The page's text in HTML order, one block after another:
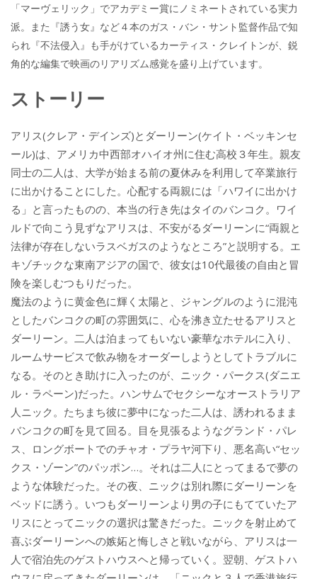
「マーヴェリック」でアカデミー賞にノミネートされている実力
派。また『誘う女』など４本のガス・バン・サント監督作品で知
られ『不法侵入』も手がけているカーティス・クレイトンが、鋭
角的な編集で映画のリアリズム感覚を盛り上げています。
ストーリー
アリス(クレア・デインズ)とダーリーン(ケイト・ベッキンセ
ール)は、アメリカ中西部オハイオ州に住む高校３年生。親友
同士の二人は、大学が始まる前の夏休みを利用して卒業旅行
に出かけることにした。心配する両親には「ハワイに出かけ
る」と言ったものの、本当の行き先はタイのバンコク。ワイ
ルドで向こう見ずなアリスは、不安がるダーリーンに“両親と
法律が存在しないラスベガスのようなところ”と説明する。エ
キゾチックな東南アジアの国で、彼女は10代最後の自由と冒
険を楽しむつもりだった。
魔法のように黄金色に輝く太陽と、ジャングルのように混沌
としたバンコクの町の雰囲気に、心を沸き立たせるアリスと
ダーリーン。二人は泊まってもいない豪華なホテルに入り、
ルームサービスで飲み物をオーダーしようとしてトラブルに
なる。そのとき助けに入ったのが、ニック・パークス(ダニエ
ル・ラペーン)だった。ハンサムでセクシーなオーストラリア
人ニック。たちまち彼に夢中になった二人は、誘われるまま
バンコクの町を見て回る。目を見張るようなグランド・パレ
ス、ロングボートでのチャオ・プラヤ河下り、悪名高い“セッ
クス・ゾーン”のパッポン…。それは二人にとってまるで夢の
ような体験だった。その夜、ニックは別れ際にダーリーンを
ベッドに誘う。いつもダーリーンより男の子にもてていたア
リスにとってニックの選択は驚きだった。ニックを射止めて
喜ぶダーリーンへの嫉妬と悔しさと戦いながら、アリスは一
人で宿泊先のゲストハウスヘと帰っていく。翌朝、ゲストハ